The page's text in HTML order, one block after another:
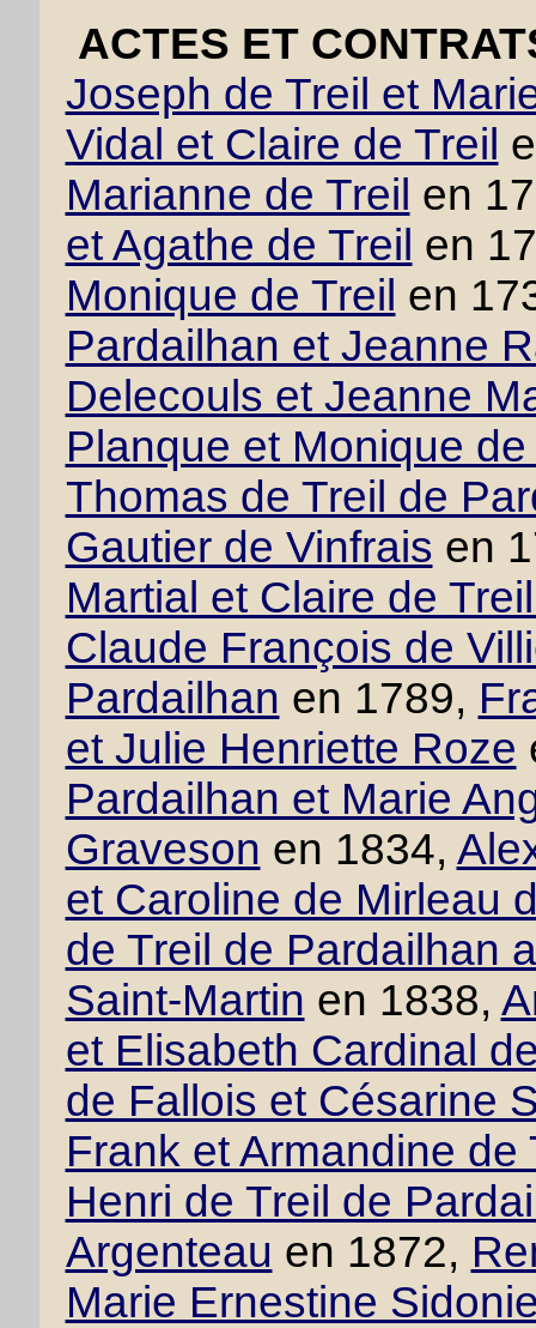
ACTES ET
Joseph de Treil et
Vidal et Claire de Treil
Marianne de Treil en
et Agathe de Treil en
Monique de Treil en
Pardailhan et Jeanne
Delecouls et Jeanne
Planque et Monique
Thomas de Treil de
Gautier de Vinfrais en
Martial et Claire de
Claude François de
Pardailhan en 1789,
et Julie Henriette Roze
Pardailhan et Marie
Graveson en 1834,
et Caroline de Mirleau
de Treil de Pardailhan
Saint-Martin en 1838,
et Elisabeth Cardinal
de Fallois et Césarine
Frank et Armandine
Henri de Treil de
Argenteau en 1872,
Marie Ernestine